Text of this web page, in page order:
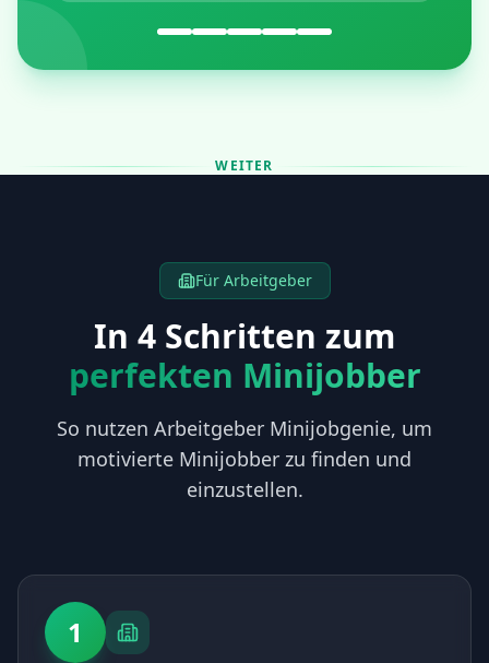
WEITER
Für Arbeitgeber
In 4 Schritten zum
perfekten Minijobber
So nutzen Arbeitgeber Minijobgenie, um
motivierte Minijobber zu finden und
einzustellen.
1